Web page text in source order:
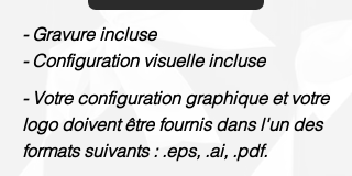
- Gravure incluse
- Configuration visuelle incluse
- Votre configuration graphique et votre
logo doivent être fournis dans l'un des
formats suivants : .eps, .ai, .pdf.